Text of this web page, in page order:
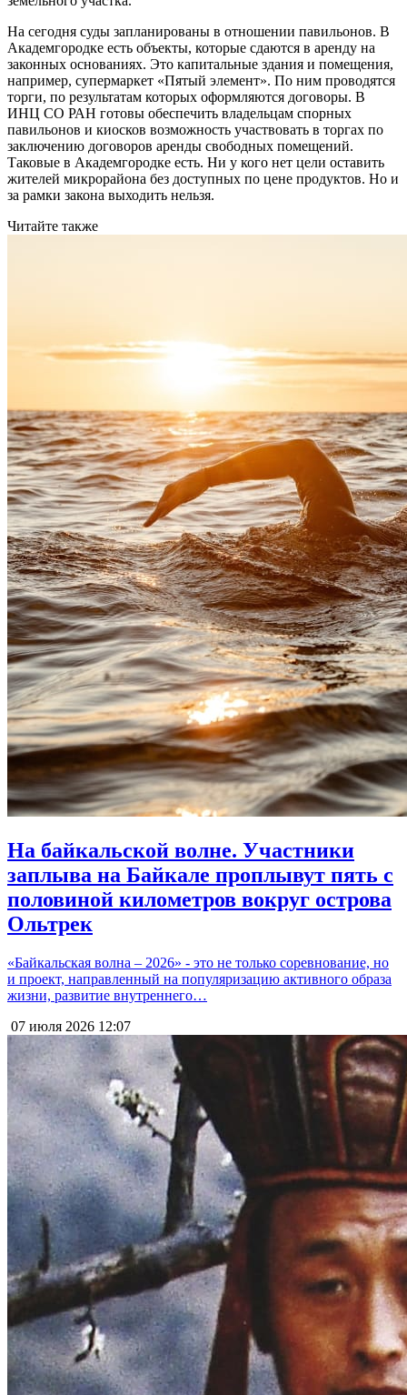
На сегодня суды запланированы в отношении павильонов. В
Академгородке есть объекты, которые сдаются в аренду на
законных основаниях. Это капитальные здания и помещения,
например, супермаркет «Пятый элемент». По ним проводятся
торги, по результатам которых оформляются договоры. В
ИНЦ СО РАН готовы обеспечить владельцам спорных
павильонов и киосков возможность участвовать в торгах по
заключению договоров аренды свободных помещений.
Таковые в Академгородке есть. Ни у кого нет цели оставить
жителей микрорайона без доступных по цене продуктов. Но и
за рамки закона выходить нельзя.
Читайте также
На байкальской волне. Участники
заплыва на Байкале проплывут пять с
половиной километров вокруг острова
Ольтрек
«Байкальская волна – 2026» - это не только соревнование, но
и проект, направленный на популяризацию активного образа
жизни, развитие внутреннего…
07 июля 2026 12:07